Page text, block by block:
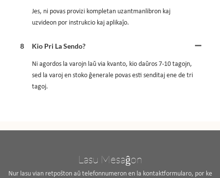
Jes, ni povas provizi kompletan uzantmanlibron kaj
uzvideon por instrukcio kaj aplikaĵo.
8 Kio Pri La Sendo?
Ni agordos la varojn laŭ via kvanto, kio daŭros 7-10 tagojn,
sed la varoj en stoko ĝenerale povas esti senditaj ene de tri
tagoj.
Lasu Mesaĝon
Nur lasu vian retpoŝton aŭ telefonnumeron en la kontaktformularo, por ke